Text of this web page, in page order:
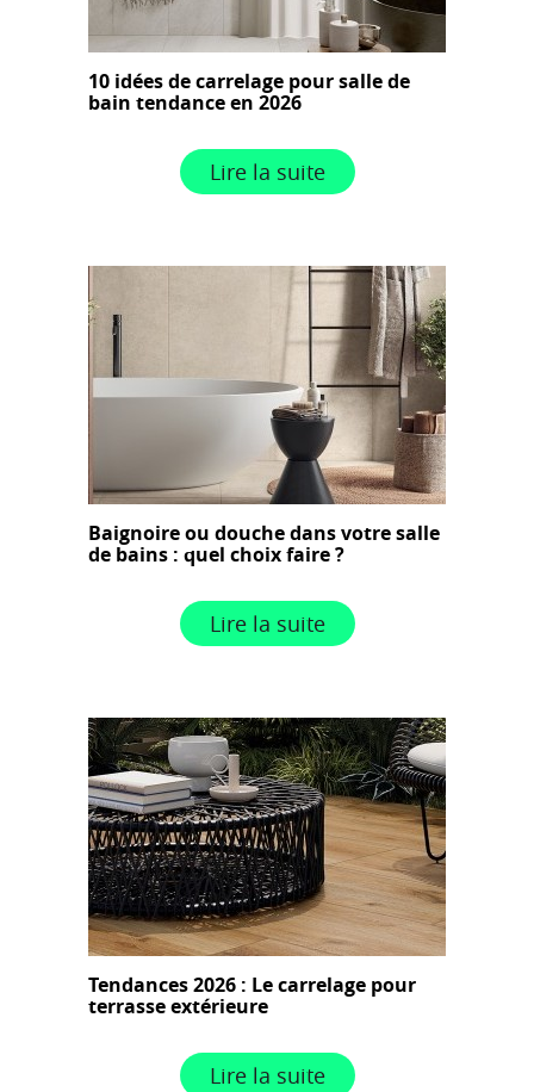
10 idées de carrelage pour salle de
bain tendance en 2026
Lire la suite
Baignoire ou douche dans votre salle
de bains : quel choix faire ?
Lire la suite
Tendances 2026 : Le carrelage pour
terrasse extérieure
Lire la suite